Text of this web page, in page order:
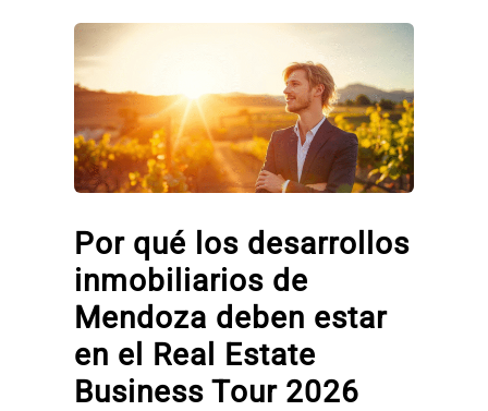
Por qué los desarrollos
inmobiliarios de
Mendoza deben estar
en el Real Estate
Business Tour 2026